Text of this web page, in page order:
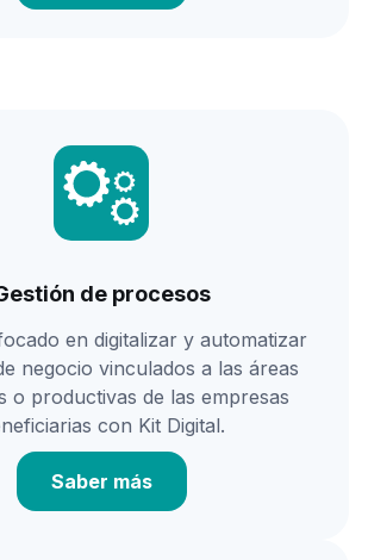
de procesos
en digitalizar y automatizar
negocio vinculados a las áreas
o productivas de las empresas
con Kit Digital.
Saber más